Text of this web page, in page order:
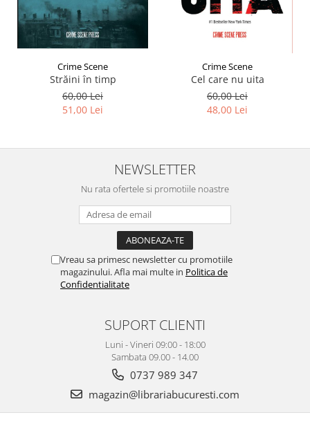
Crime Scene
Străini în timp
60,00 Lei
51,00 Lei
Crime Scene
Cel care nu uita
60,00 Lei
48,00 Lei
NEWSLETTER
Nu rata ofertele si promotiile noastre
Vreau sa primesc newsletter cu promotiile
magazinului. Afla mai multe in Politica de
Confidentialitate
SUPORT CLIENTI
Luni - Vineri 09:00 - 18:00
Sambata 09.00 - 14.00
0737 989 347
magazin@librariabucuresti.com